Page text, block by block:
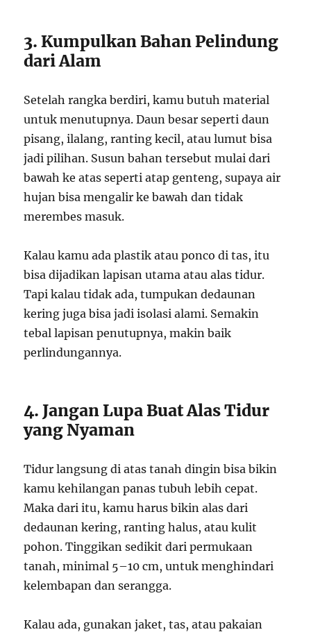
3. Kumpulkan Bahan Pelindung
dari Alam
Setelah rangka berdiri, kamu butuh material
untuk menutupnya. Daun besar seperti daun
pisang, ilalang, ranting kecil, atau lumut bisa
jadi pilihan. Susun bahan tersebut mulai dari
bawah ke atas seperti atap genteng, supaya air
hujan bisa mengalir ke bawah dan tidak
merembes masuk.
Kalau kamu ada plastik atau ponco di tas, itu
bisa dijadikan lapisan utama atau alas tidur.
Tapi kalau tidak ada, tumpukan dedaunan
kering juga bisa jadi isolasi alami. Semakin
tebal lapisan penutupnya, makin baik
perlindungannya.
4. Jangan Lupa Buat Alas Tidur
yang Nyaman
Tidur langsung di atas tanah dingin bisa bikin
kamu kehilangan panas tubuh lebih cepat.
Maka dari itu, kamu harus bikin alas dari
dedaunan kering, ranting halus, atau kulit
pohon. Tinggikan sedikit dari permukaan
tanah, minimal 5–10 cm, untuk menghindari
kelembapan dan serangga.
Kalau ada, gunakan jaket, tas, atau pakaian